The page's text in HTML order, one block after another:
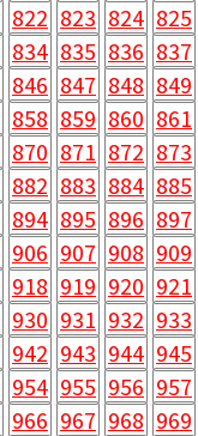
822 823 824 825
834 835 836 837
846 847 848 849
858 859 860 861
870 871 872 873
882 883 884 885
894 895 896 897
906 907 908 909
918 919 920 921
930 931 932 933
942 943 944 945
954 955 956 957
966 967 968 969